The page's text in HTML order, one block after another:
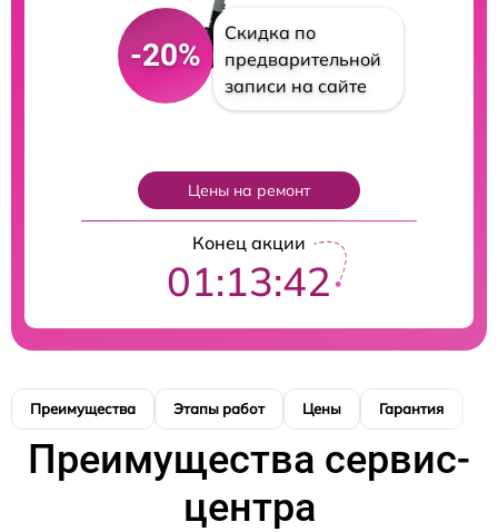
-20%
Скидка по
предварительной
записи на сайте
Цены на ремонт
Конец акции
01:13:41
Преимущества Этапы работ Цены Гарантия
Преимущества сервис-
центра